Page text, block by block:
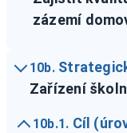
zázemí
10b.
Zařízení
10b.1. Cíl